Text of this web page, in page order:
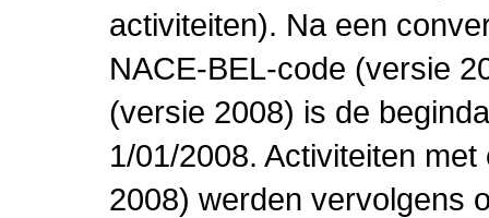
activiteiten). Na een
NACE-BEL-code (versie
(versie 2008) is de
1/01/2008. Activiteiten
2008) werden vervolgens